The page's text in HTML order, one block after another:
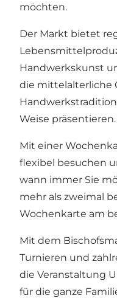
möchten.
Der Markt bietet
Handwerkskunst
die mittelalterliche
Weise präsentieren.
Mit einer
flexibel besuchen
wann immer Sie
mehr als zweimal
Wochenkarte am
Mit dem
Turnieren und
die Veranstaltung
für die ganze